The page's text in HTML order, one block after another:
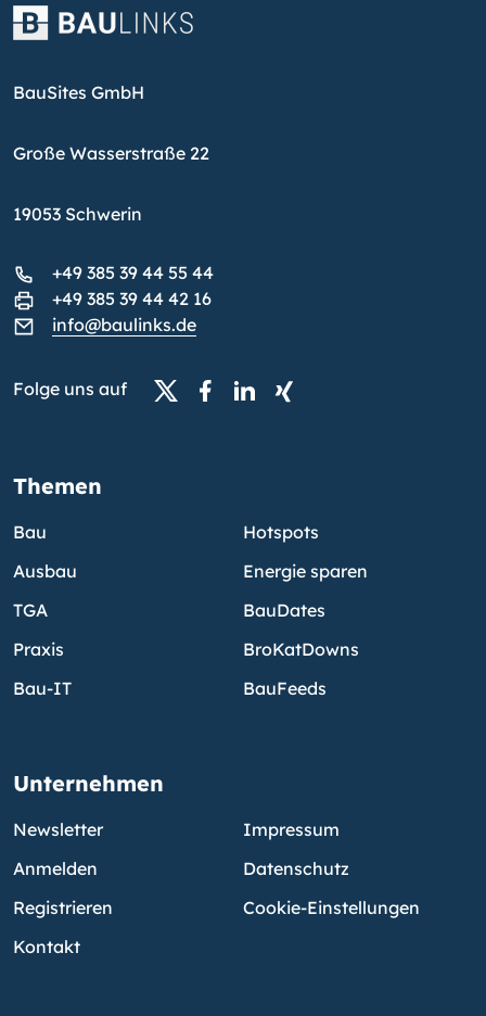
BauSites GmbH
Große Wasserstraße 22
19053 Schwerin
+49 385 39 44 55 44
+49 385 39 44 42 16
info@baulinks.de
Folge uns auf
Themen
Bau
Ausbau
TGA
Praxis
Bau-IT
Hotspots
Energie sparen
BauDates
BroKatDowns
BauFeeds
Unternehmen
Newsletter
Anmelden
Registrieren
Kontakt
Impressum
Datenschutz
Cookie-Einstellungen